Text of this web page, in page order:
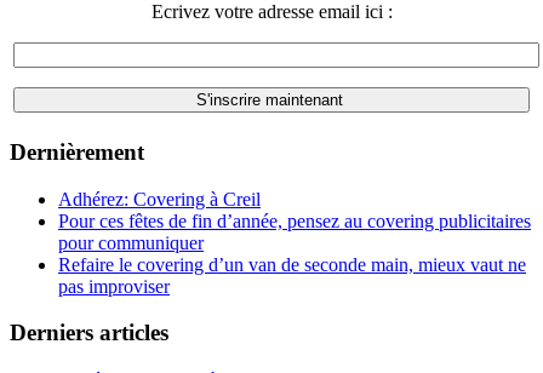
Ecrivez votre adresse email ici :
Dernièrement
Adhérez: Covering à Creil
Pour ces fêtes de fin d’année, pensez au covering publicitaires
pour communiquer
Refaire le covering d’un van de seconde main, mieux vaut ne
pas improviser
Derniers articles